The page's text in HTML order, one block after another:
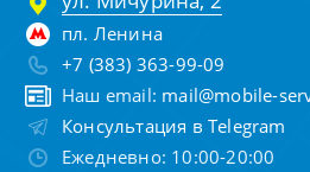
пл. Ленина
+7 (383) 363-99-09
Наш email: mail@mobile-
Консультация в Telegram
Ежедневно: 10:00-20:00